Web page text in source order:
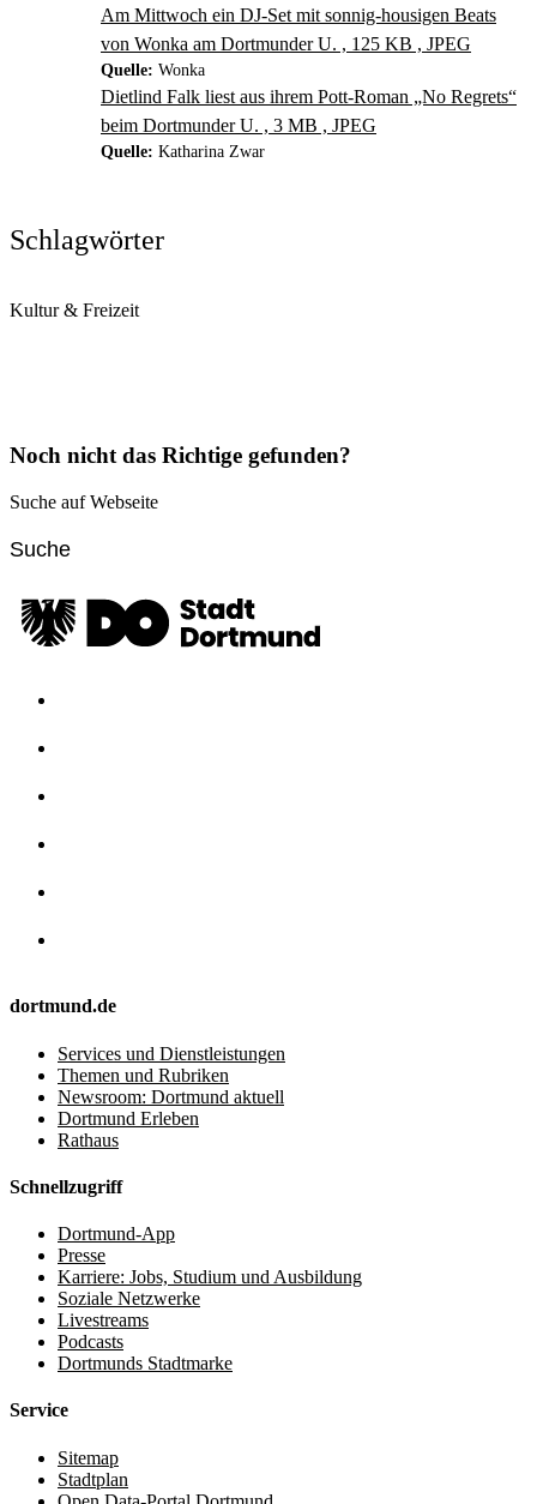
Am Mittwoch ein DJ-Set mit sonnig-housigen Beats
von Wonka am Dortmunder U. , 125 KB , JPEG
Quelle: Wonka
Dietlind Falk liest aus ihrem Pott-Roman „No Regrets“
beim Dortmunder U. , 3 MB , JPEG
Quelle: Katharina Zwar
Schlagwörter
Kultur & Freizeit
Noch nicht das Richtige gefunden?
Suche auf Webseite
dortmund.de
Services und Dienstleistungen
Themen und Rubriken
Newsroom: Dortmund aktuell
Dortmund Erleben
Rathaus
Schnellzugriff
Dortmund-App
Presse
Karriere: Jobs, Studium und Ausbildung
Soziale Netzwerke
Livestreams
Podcasts
Dortmunds Stadtmarke
Service
Sitemap
Stadtplan